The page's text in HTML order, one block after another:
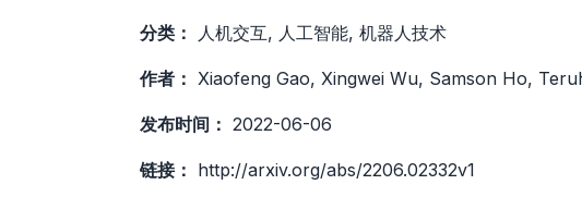
分类： 人机交互, 人工智能, 机器人技术
作者： Xiaofeng Gao, Xingwei Wu, Samson Ho,
发布时间： 2022-06-06
链接： http://arxiv.org/abs/2206.02332v1